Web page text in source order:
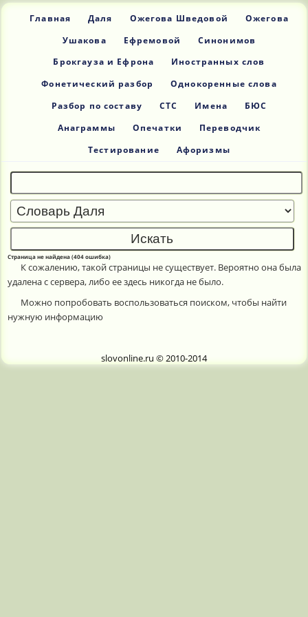
Главная Даля Ожегова Шведовой Ожегова
Ушакова Ефремовой Синонимов
Брокгауза и Ефрона Иностранных слов
Фонетический разбор Однокоренные слова
Разбор по составу СТС Имена БЮС
Анаграммы Опечатки Переводчик
Тестирование Афоризмы
Страница не найдена (404 ошибка)
К сожалению, такой страницы не существует. Вероятно она была
удалена с сервера, либо ее здесь никогда не было.
Можно попробовать воспользоваться поиском, чтобы найти
нужную информацию
slovonline.ru © 2010-2014